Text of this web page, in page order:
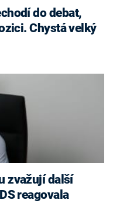
do debat,
Chystá velký
reagovala